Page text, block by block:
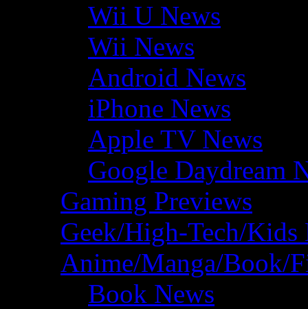
Wii U News
Wii News
Android News
iPhone News
Apple TV News
Google Daydream
Gaming Previews
Geek/High-Tech/Kids
Anime/Manga/Book/
Book News